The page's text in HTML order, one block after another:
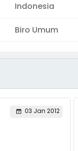
Indonesia
Biro Umum
03 Jan 2012